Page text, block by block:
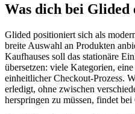
Was dich bei
Glided positioniert sich als
breite Auswahl an Produkten
Kaufhauses soll das stationäre
übersetzen: viele Kategorien,
einheitlicher Checkout-Prozess.
erledigt, ohne zwischen
herspringen zu müssen, findet